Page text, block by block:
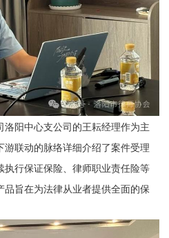
阳中心支公司的王耘经理作为主
联动的脉络详细介绍了案件受理
行保证保险、律师职业责任险等
旨在为法律从业者提供全面的保